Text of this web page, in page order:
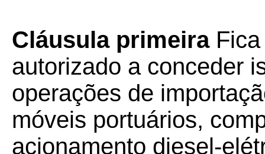
Cláusula primeira
autorizado a conceder
operações de
móveis portuários,
acionamento diesel-